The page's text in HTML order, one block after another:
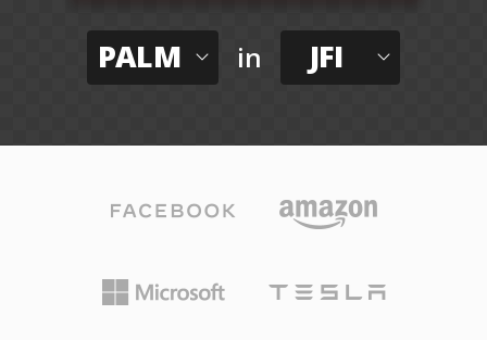
PALM in JFI